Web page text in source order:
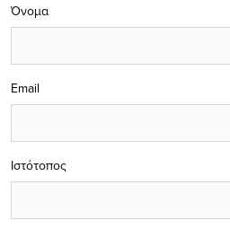
Όνομα
Email
Ιστότοπος